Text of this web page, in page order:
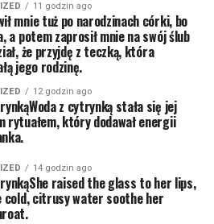
11 godzin ago
mnie tuż po narodzinach córki, bo
a potem zaprosił mnie na swój ślub
że przyjdę z teczką, która
jego rodzinę.
12 godzin ago
z cytrynką stała się jej
rytuałem, który dodawał energii
14 godzin ago
raised the glass to her lips,
citrusy water soothe her